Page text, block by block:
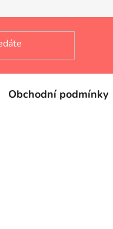
Obchodní podmínky